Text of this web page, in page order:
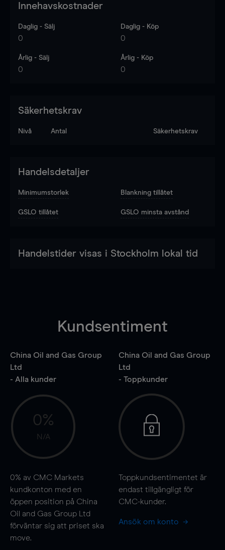
Innehavskostnader
Daglig - Sälj
0
Daglig - Köp
0
Årlig - Sälj
0
Årlig - Köp
0
Säkerhetskrav
Nivå Antal Säkerhetskrav
Handelsdetaljer
Minimumstorlek Blankning tillåtet
GSLO tillåtet GSLO minsta avstånd
Handelstider visas i Stockholm lokal tid
Kundsentiment
China Oil and Gas Group
Ltd
- Alla kunder
0%
N/A
0% av CMC Markets
kundkonton med en
öppen position på China
Oil and Gas Group Ltd
förväntar sig att priset ska
move.
China Oil and Gas Group
Ltd
- Toppkunder
Toppkundsentimentet är
endast tillgängligt för
CMC-kunder.
Ansök om konto